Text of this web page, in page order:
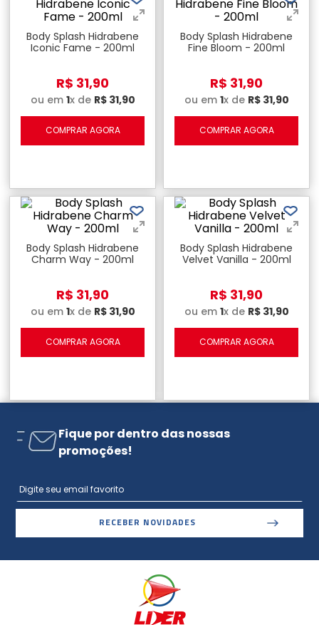
Body Splash Hidrabene
Iconic Fame - 200ml
R$ 31,90
ou em 1x de R$ 31,90
COMPRAR AGORA
Body Splash Hidrabene
Fine Bloom - 200ml
R$ 31,90
ou em 1x de R$ 31,90
COMPRAR AGORA
Body Splash Hidrabene
Charm Way - 200ml
R$ 31,90
ou em 1x de R$ 31,90
COMPRAR AGORA
Body Splash Hidrabene
Velvet Vanilla - 200ml
R$ 31,90
ou em 1x de R$ 31,90
COMPRAR AGORA
Fique por dentro das nossas
promoções!
RECEBER NOVIDADES